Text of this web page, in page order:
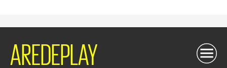
AREDEPLAY